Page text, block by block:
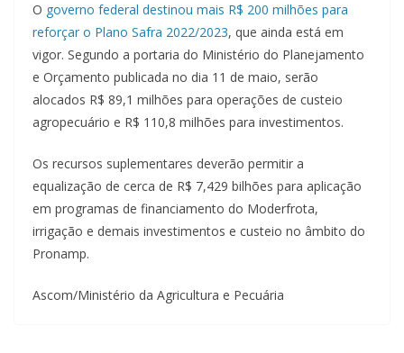
O governo federal destinou mais R$ 200 milhões para
reforçar o Plano Safra 2022/2023, que ainda está em
vigor. Segundo a portaria do Ministério do Planejamento
e Orçamento publicada no dia 11 de maio, serão
alocados R$ 89,1 milhões para operações de custeio
agropecuário e R$ 110,8 milhões para investimentos.
Os recursos suplementares deverão permitir a
equalização de cerca de R$ 7,429 bilhões para aplicação
em programas de financiamento do Moderfrota,
irrigação e demais investimentos e custeio no âmbito do
Pronamp.
Ascom/Ministério da Agricultura e Pecuária